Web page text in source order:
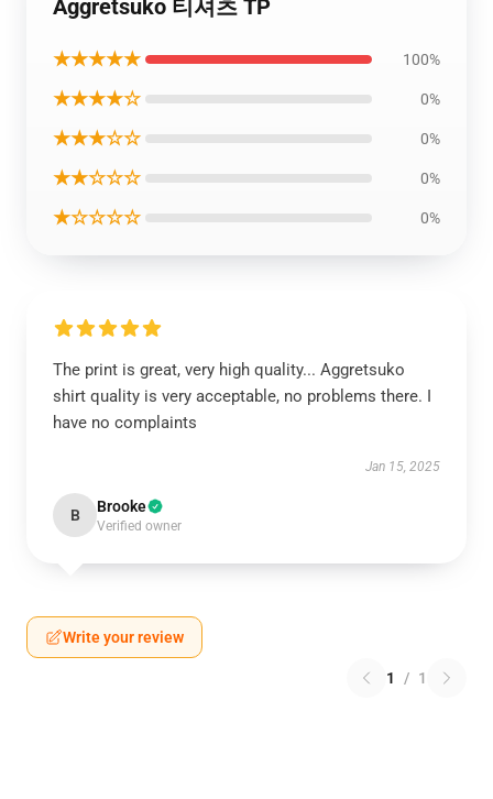
Aggretsuko 티셔츠 TP
★★★★★ 100%
★★★★☆ 0%
★★★☆☆ 0%
★★☆☆☆ 0%
★☆☆☆☆ 0%
The print is great, very high quality... Aggretsuko
shirt quality is very acceptable, no problems there. I
have no complaints
Jan 15, 2025
B Brooke
Verified owner
Write your review
1 / 1